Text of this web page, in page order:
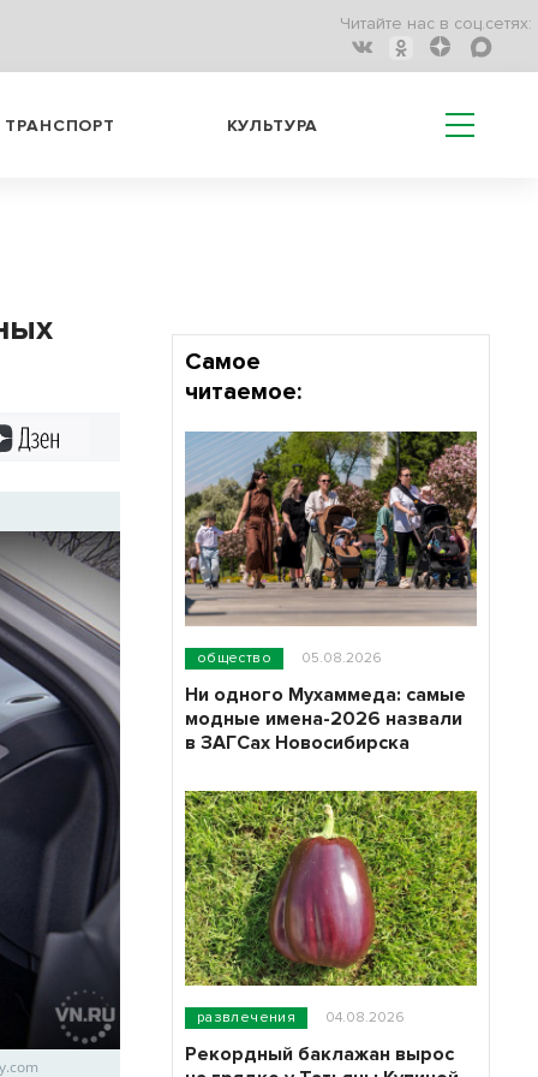
Читайте нас в соц.сетях:
ТРАНСПОРТ КУЛЬТУРА
Самое
читаемое:
общество 05.08.2026
Ни одного Мухаммеда: самые
модные имена-2026 назвали
в ЗАГСах Новосибирска
развлечения 04.08.2026
Рекордный баклажан вырос